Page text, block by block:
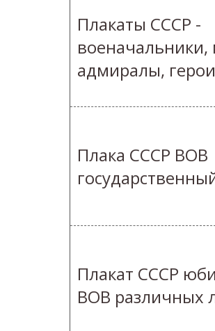
Плакаты СССР -
адмиралы,
Плака СССР ВОВ
Плакат СССР
ВОВ различных